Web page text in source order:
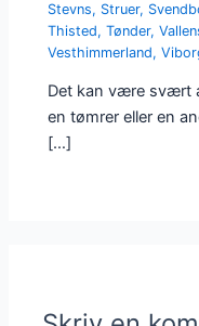
Stevns, Struer,
Thisted,Tønder,
Vesthimmerland,
Det kan være svært
en tømrer eller en
[…]